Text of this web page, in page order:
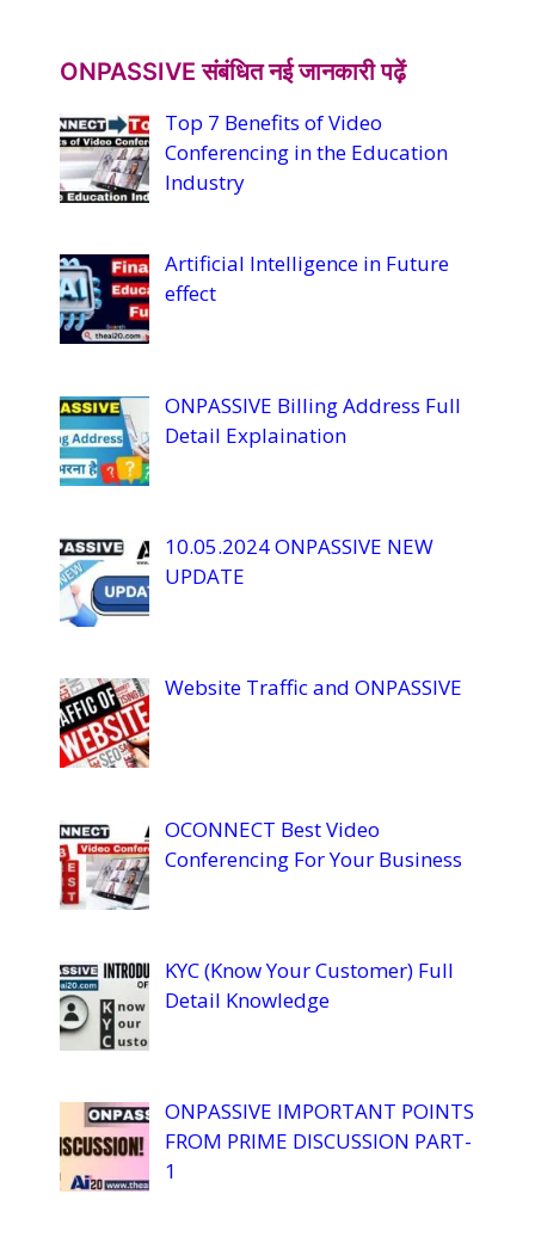
u
b
e
C
h
a
n
n
ONPASSIVE संबंधित नई जानकारी पढ़ें
Top 7 Benefits of Video
Conferencing in the Education
Industry
Artificial Intelligence in Future
effect
ONPASSIVE Billing Address Full
Detail Explaination
10.05.2024 ONPASSIVE NEW
UPDATE
Website Traffic and ONPASSIVE
OCONNECT Best Video
Conferencing For Your Business
KYC (Know Your Customer) Full
Detail Knowledge
ONPASSIVE IMPORTANT POINTS
FROM PRIME DISCUSSION PART-
1